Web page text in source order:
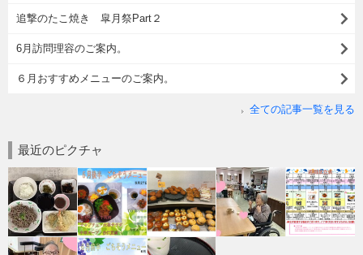
追撃のたこ焼き 皐月祭Part２
6月訪問理容のご案内。
６月おすすめメニューのご案内。
全ての記事一覧を見る
最近のピクチャ